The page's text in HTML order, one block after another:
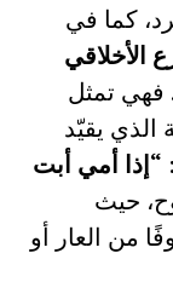
كما في
الأخلاقي
فهي تمثل
يقيّد
“إذا أمي أبت
حيث
من العار أو